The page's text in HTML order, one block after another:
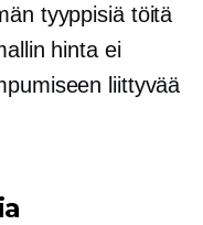
tyyppisiä töitä
hinta ei
liittyvää